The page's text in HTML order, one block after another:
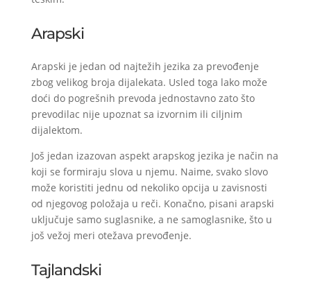
Arapski
Arapski je jedan od najtežih jezika za prevođenje
zbog velikog broja dijalekata. Usled toga lako može
doći do pogrešnih prevoda jednostavno zato što
prevodilac nije upoznat sa izvornim ili ciljnim
dijalektom.
Još jedan izazovan aspekt arapskog jezika je način na
koji se formiraju slova u njemu. Naime, svako slovo
može koristiti jednu od nekoliko opcija u zavisnosti
od njegovog položaja u reči. Konačno, pisani arapski
uključuje samo suglasnike, a ne samoglasnike, što u
još vežoj meri otežava prevođenje.
Tajlandski